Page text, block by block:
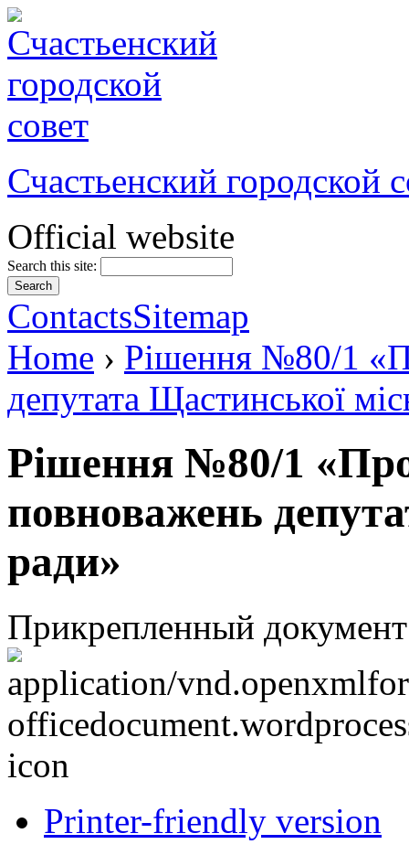
Счастьенский городской
Official website
Search this site:
ContactsSitemap
Home › Рішення №80/1
депутата Щастинської
Рішення №80/1
повноважень
ради»
Прикрепленный
Printer-friendly version